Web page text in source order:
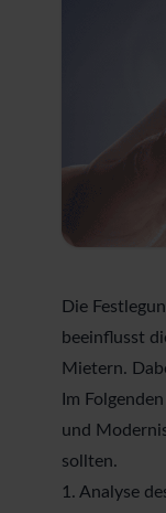
Die
beeinflusst
Mietern.
Im
und
sollten.
1. Analyse